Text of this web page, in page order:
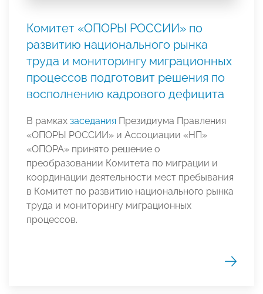
Комитет «ОПОРЫ РОССИИ» по
развитию национального рынка
труда и мониторингу миграционных
процессов подготовит решения по
восполнению кадрового дефицита
В рамках заседания Президиума Правления
«ОПОРЫ РОССИИ» и Ассоциации «НП»
«ОПОРА» принято решение о
преобразовании Комитета по миграции и
координации деятельности мест пребывания
в Комитет по развитию национального рынка
труда и мониторингу миграционных
процессов.